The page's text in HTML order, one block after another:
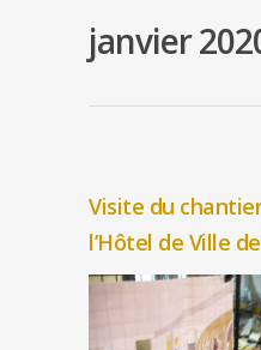
janvier
Visite du
l’Hôtel de Ville